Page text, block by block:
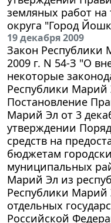
земляных работ на
округа "Город
19 декабря 2009
Закон Республики
2009 г. N 54-З "О
некоторые
Республики Марий
Постановление
Марий Эл от 3
утверждении
средств на
бюджетам
муниципальных
Марий Эл из
Республики Марий
отдельных
Российской